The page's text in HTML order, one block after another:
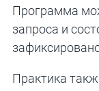
Программа
запроса и
Практика